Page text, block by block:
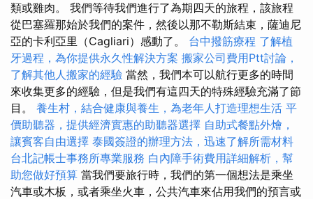
類或雞肉。 我們等待我們進行了為期四天的旅程，該旅程
從巴塞羅那始於我們的案件，然後以那不勒斯結束，薩迪尼
亞的卡利亞里（Cagliari）感動了。 台中撥筋療程 了解植
牙過程，為你提供永久性解決方案 搬家公司費用Ptt討論，
了解其他人搬家的經驗 當然，我們本可以航行更多的時間
來收集更多的經驗，但是我們有這四天的特殊經驗充滿了節
目。 養生村，結合健康與養生，為老年人打造理想生活 平
價助聽器，提供經濟實惠的助聽器選擇 自助式餐點外燴，
讓賓客自由選擇 泰國簽證的辦理方法，迅速了解所需材料
台北記帳士事務所專業服務 白內障手術費用詳細解析，幫
助您做好預算 當我們要旅行時，我們的第一個想法是乘坐
汽車或木板，或者乘坐火車，公共汽車來佔用我們的預言或